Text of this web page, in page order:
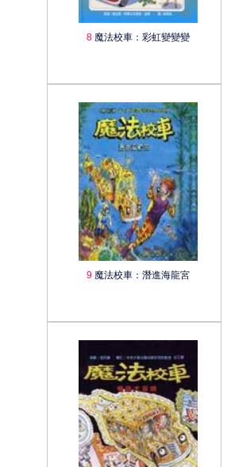
8魔法校車：彩虹變變變
9魔法校車：潛進海龍宮